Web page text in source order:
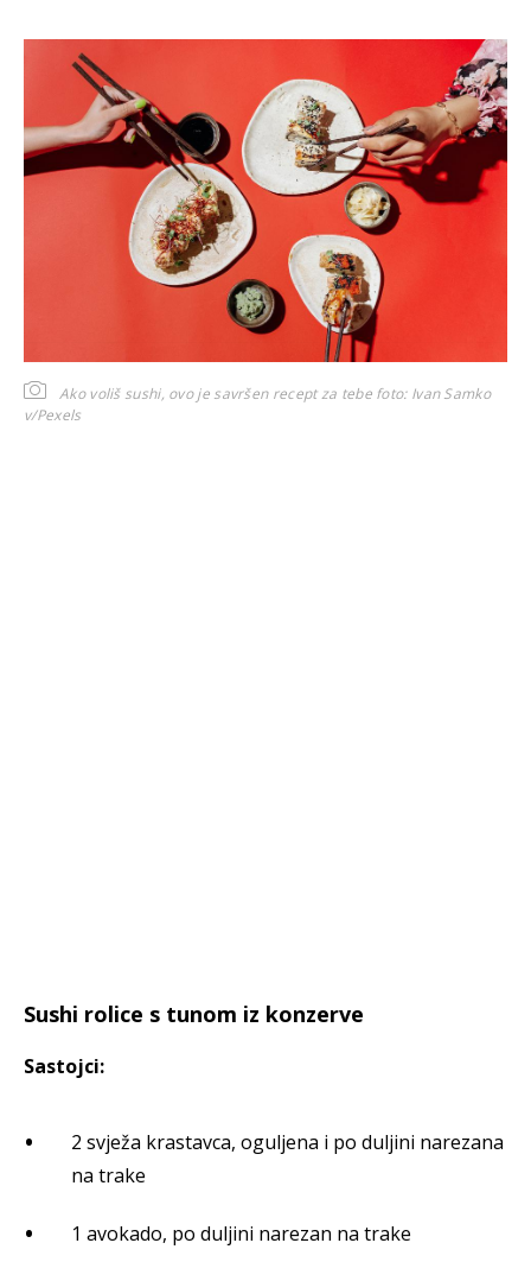
Ako voliš sushi, ovo je savršen recept za tebe foto: Ivan Samko
v/Pexels
Sushi rolice s tunom iz konzerve
Sastojci:
2 svježa krastavca, oguljena i po duljini narezana
na trake
1 avokado, po duljini narezan na trake